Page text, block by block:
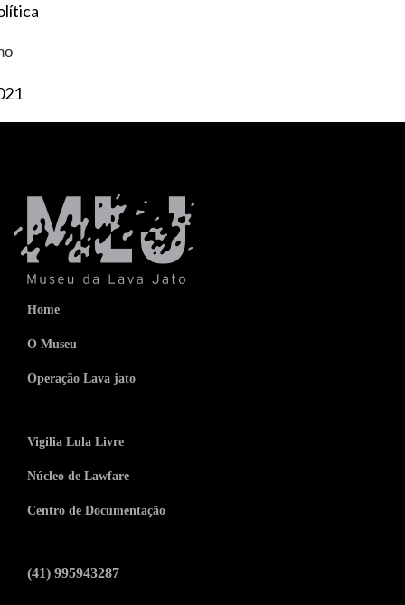
Home
O Museu
Operação Lava jato
Vigilia Lula Livre
Núcleo de Lawfare
Centro de Documentação
(41) 995943287